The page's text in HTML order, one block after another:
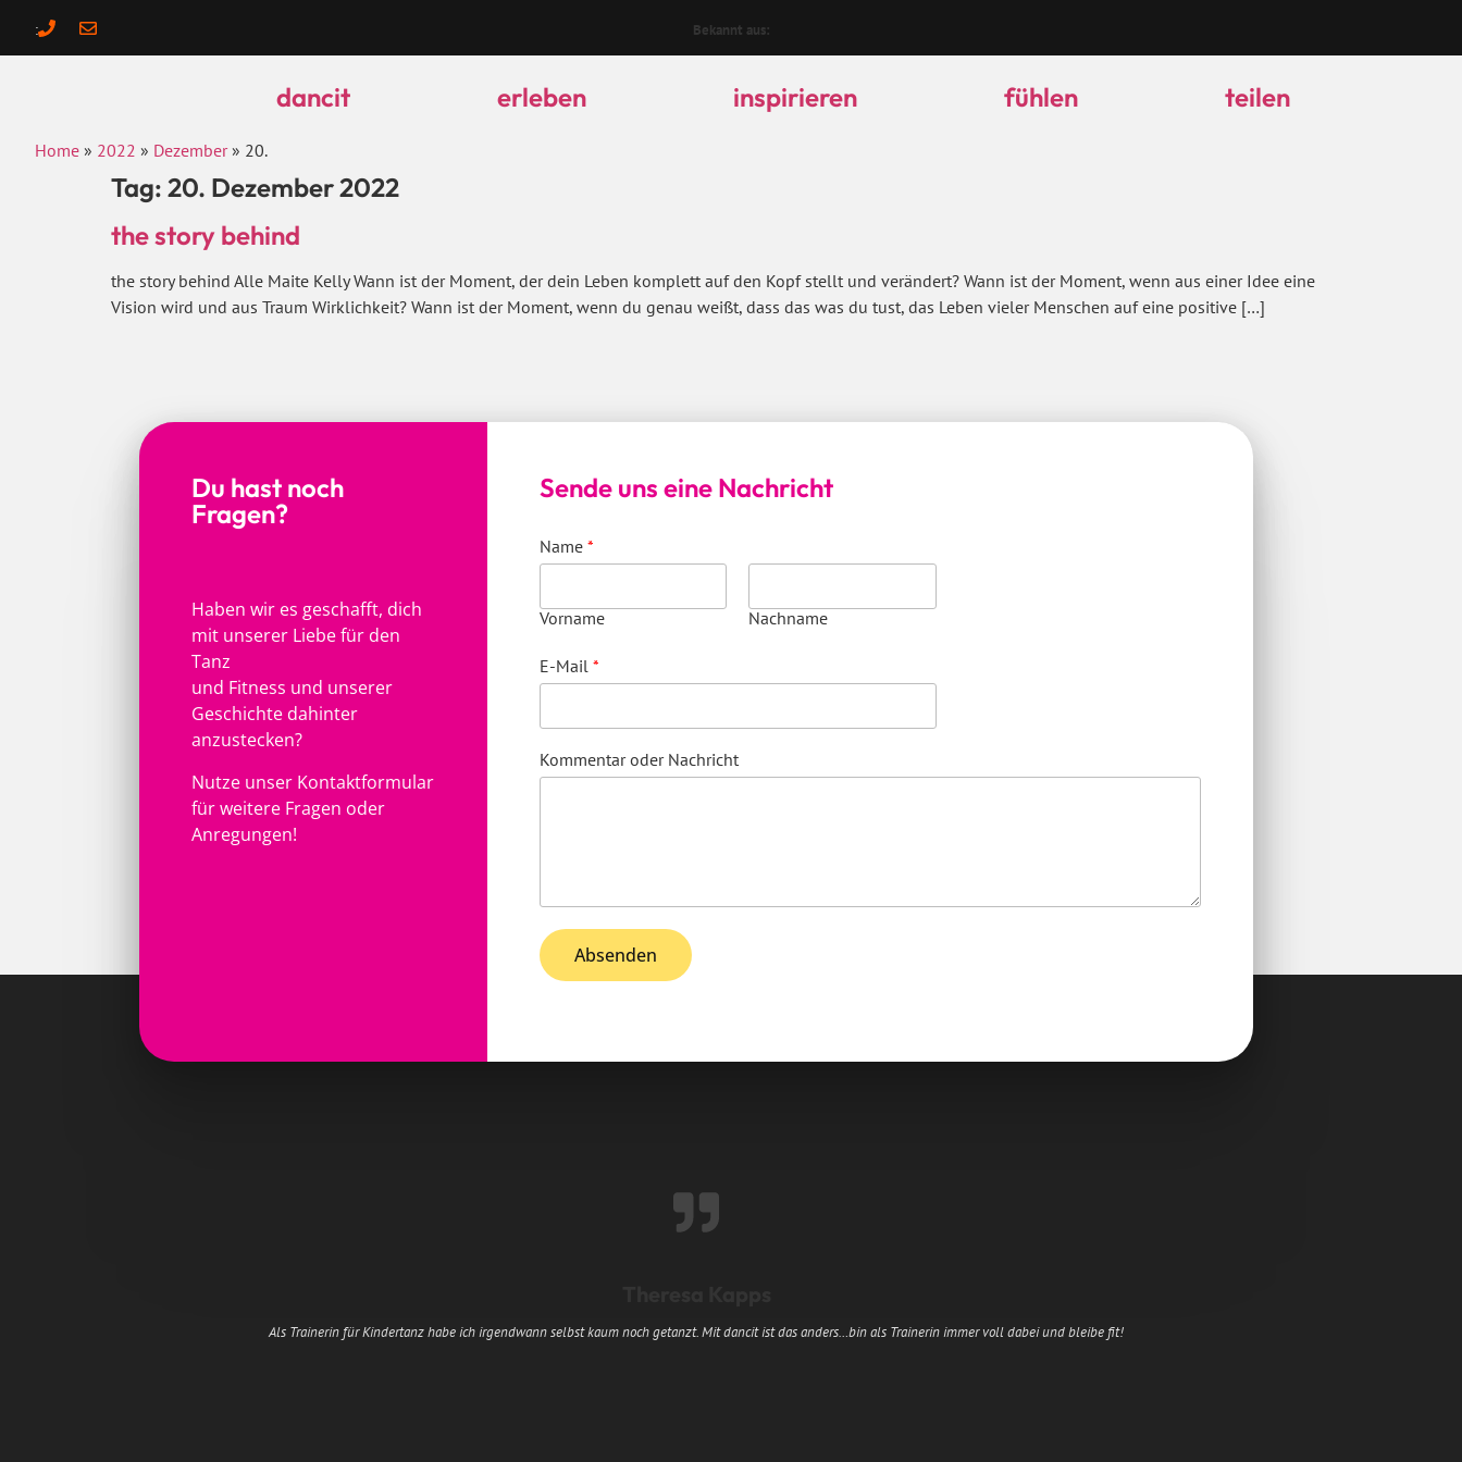
: Bekannt aus:
dancit erleben inspirieren fühlen teilen
Home » 2022 » Dezember» 20.
Tag: 20. Dezember 2022
the story behind
the story behind Alle Maite Kelly Wann ist der Moment, der dein Leben komplett auf den Kopf stellt und verändert? Wann ist der Moment, wenn aus einer Idee eine
Vision wird und aus Traum Wirklichkeit? Wann ist der Moment, wenn du genau weißt, dass das was du tust, das Leben vieler Menschen auf eine positive […]
Du hast noch
Fragen?
Haben wir es geschafft, dich
mit unserer Liebe für den
Tanz
und Fitness und unserer
Geschichte dahinter
anzustecken?
Nutze unser Kontaktformular
für weitere Fragen oder
Anregungen!
Sende uns eine Nachricht
Name *
Vorname Nachname
E-Mail *
Kommentar oder Nachricht
Absenden
Als Trainerin für Kindertanz habe ich irgendwann selbst kaum noch getanzt. Mit dancit ist das anders…bin als Trainerin immer voll dabei und bleibe fit!